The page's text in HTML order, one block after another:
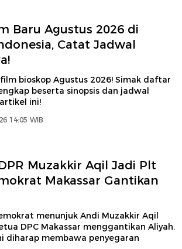
Baru Agustus 2026 di
Catat Jadwal
bioskop Agustus 2026! Simak daftar
beserta sinopsis dan jadwal
ini!
14:05 WIB
Muzakkir Aqil Jadi Plt
Makassar Gantikan
menunjuk Andi Muzakkir Aqil
DPC Makassar menggantikan Aliyah.
diharap membawa penyegaran